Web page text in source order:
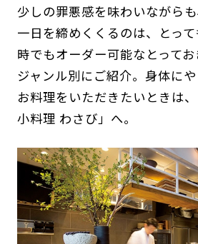
少しの罪悪感を味わいながら
一日を締めくくるのは、とっ
時でもオーダー可能なとってお
ジャンル別にご紹介。身体に
お料理をいただきたいときは
小料理 わさび」へ。